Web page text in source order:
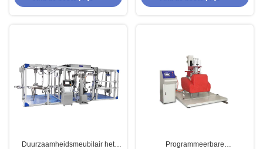
Inkeping het Testen Materiaal
Duurzaamheidsmeubilair het
Programmeerbare